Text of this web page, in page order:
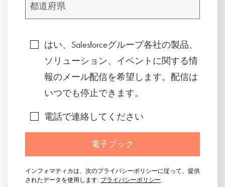
はい、Salesforceグループ各社の製品、
ソリューション、イベントに関する情
報のメール配信を希望します。配信は
いつでも停止できます。
電話で連絡してください
電子ブック
インフォマティカは、次のプライバシーポリシーに従って、提供
されたデータを使用します: プライバシーポリシー.